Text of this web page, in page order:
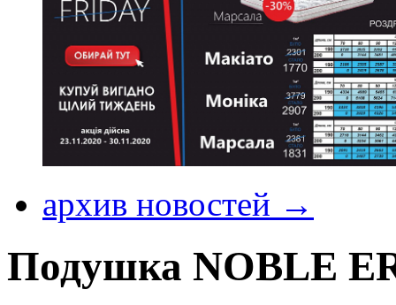
архив новостей →
Подушка NOBLE